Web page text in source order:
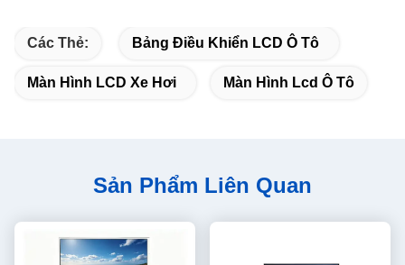
Các Thẻ: Bảng Điều Khiển LCD Ô Tô
Màn Hình LCD Xe Hơi Màn Hình Lcd Ô Tô
Sản Phẩm Liên Quan